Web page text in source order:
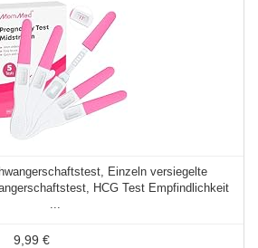
Einzeln versiegelte
HCG Test Empfindlichkeit
9,99 €